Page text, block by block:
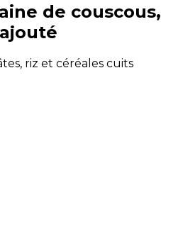
de couscous,
riz et céréales cuits